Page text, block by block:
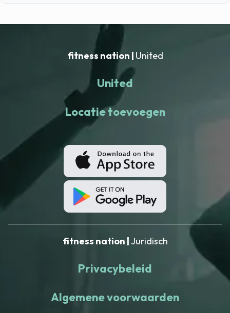
fitness nation | United
United
Locatie toevoegen
fitness nation | Juridisch
Privacybeleid
Algemene voorwaarden